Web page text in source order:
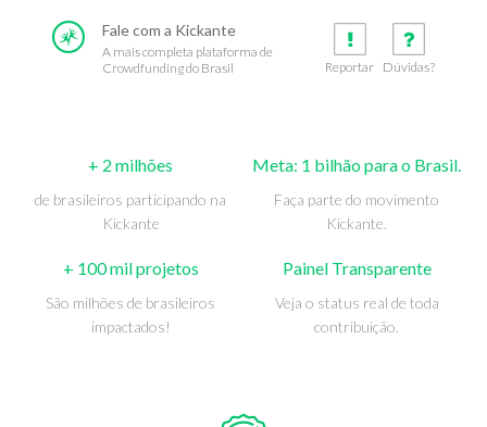
Fale com a Kickante
A mais completa plataforma de
Crowdfunding do Brasil
Reportar Dúvidas?
+ 2 milhões
de brasileiros participando na
Kickante
Meta: 1 bilhão para o Brasil.
Faça parte do movimento
Kickante.
+ 100 mil projetos
São milhões de brasileiros
impactados!
Painel Transparente
Veja o status real de toda
contribuição.